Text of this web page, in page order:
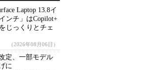
Laptop 13.8イ
ンチ」はCopilot+
じっくりとチェ
（2026年08月06日）
定、一部モデル
に